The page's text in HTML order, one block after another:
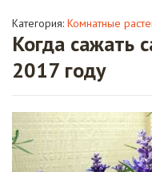
Категория: Комнатные
Когда сажать
2017 году